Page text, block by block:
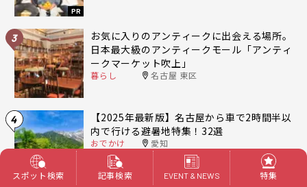
PR
3
お気に入りのアンティークに出会える場所。
日本最大級のアンティークモール「アンティ
ークマーケット吹上」
暮らし 名古屋 東区
4
【2025年最新版】名古屋から車で2時間半以
内で行ける避暑地特集！32選
おでかけ 愛知
スポット検索 記事検索 EVENT & NEWS 特集